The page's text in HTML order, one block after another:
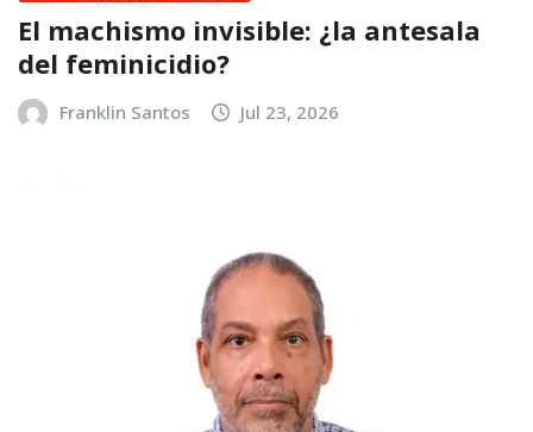
El machismo invisible: ¿la antesala
del feminicidio?
Franklin Santos Jul 23, 2026